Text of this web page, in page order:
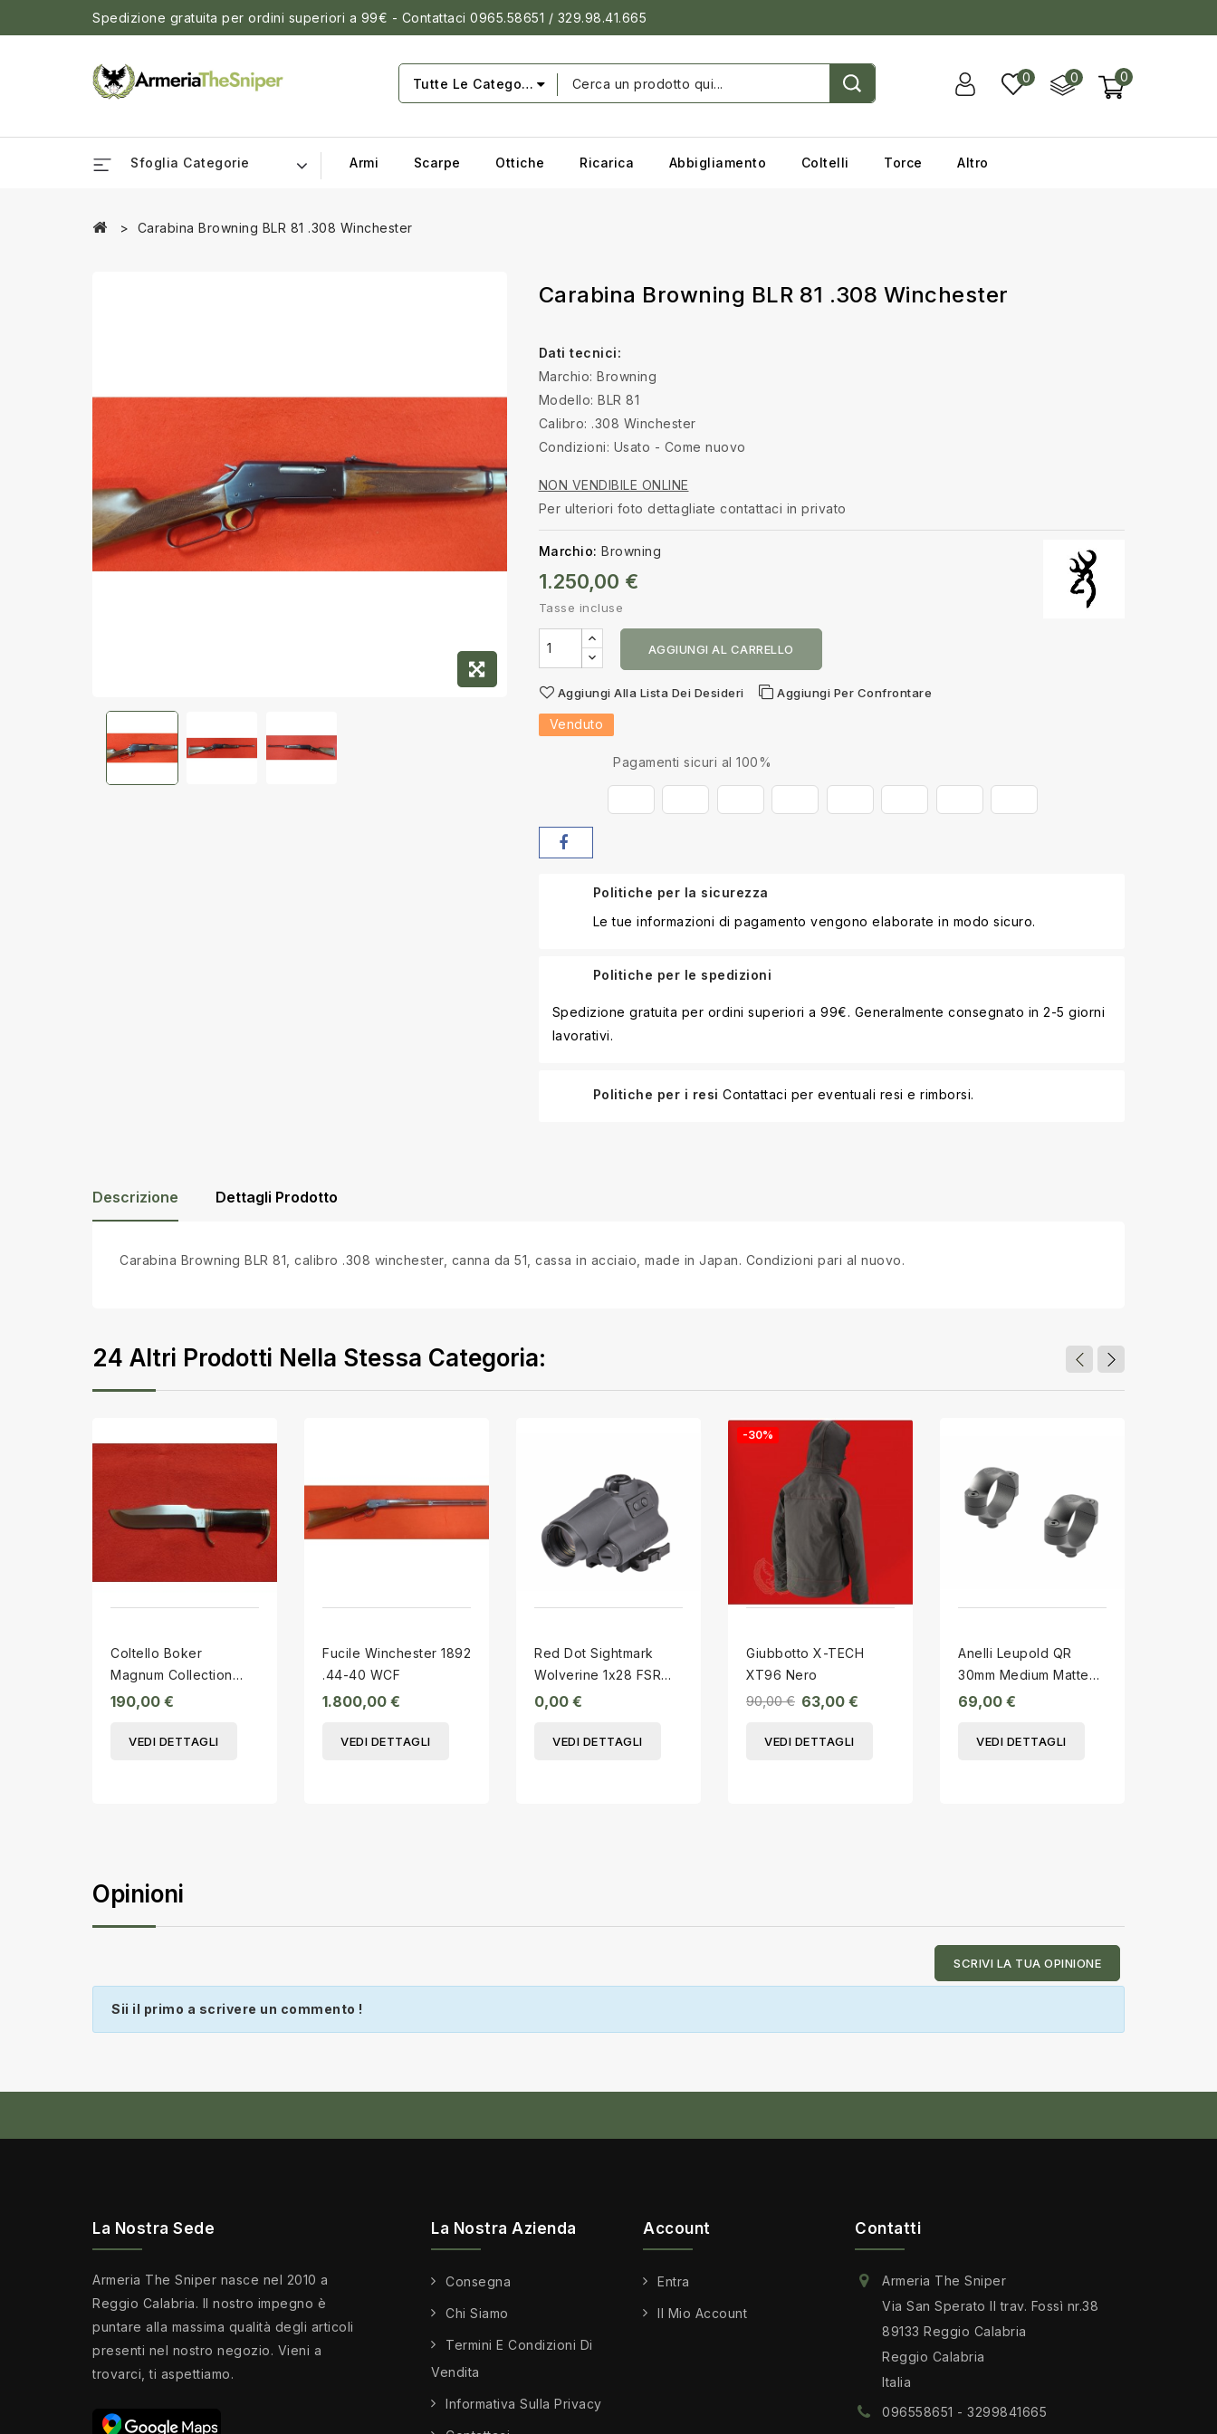
Spedizione gratuita per ordini superiori a 99€ - Contattaci 0965.58651 / 329.98.41.665
0
0
0
Tutte Le Categorie
Sfoglia Categorie Armi Scarpe Ottiche Ricarica Abbigliamento Coltelli Torce Altro
Carabina Browning BLR 81 .308 Winchester
Carabina Browning BLR 81 .308 Winchester
Dati tecnici:
Marchio: Browning
Modello: BLR 81
Calibro: .308 Winchester
Condizioni: Usato - Come nuovo
NON VENDIBILE ONLINE
Per ulteriori foto dettagliate contattaci in privato
Marchio: Browning
1.250,00 €
Tasse incluse
AGGIUNGI AL CARRELLO
Aggiungi Alla Lista Dei Desideri Aggiungi Per Confrontare
Venduto
Pagamenti sicuri al 100%
Politiche per la sicurezza
Le tue informazioni di pagamento vengono elaborate in modo sicuro.
Politiche per le spedizioni
Spedizione gratuita per ordini superiori a 99€. Generalmente consegnato in 2-5 giorni
lavorativi.
Politiche per i resi Contattaci per eventuali resi e rimborsi.
Descrizione Dettagli Prodotto
Carabina Browning BLR 81, calibro .308 winchester, canna da 51, cassa in acciaio, made in Japan. Condizioni pari al nuovo.
24 Altri Prodotti Nella Stessa Categoria:
Coltello Boker
Magnum Collection
2014
190,00 €
VEDI DETTAGLI
Fucile Winchester 1892
.44-40 WCF
1.800,00 €
VEDI DETTAGLI
Red Dot Sightmark
Wolverine 1x28 FSR
LQD
0,00 €
VEDI DETTAGLI
-30%
Giubbotto X-TECH
XT96 Nero
90,00 € 63,00 €
VEDI DETTAGLI
Anelli Leupold QR
30mm Medium Matte
49931
69,00 €
VEDI DETTAGLI
Opinioni
SCRIVI LA TUA OPINIONE
Sii il primo a scrivere un commento !
La Nostra Sede
Armeria The Sniper nasce nel 2010 a
Reggio Calabria. Il nostro impegno è
puntare alla massima qualità degli articoli
presenti nel nostro negozio. Vieni a
trovarci, ti aspettiamo.
La Nostra Azienda
Consegna
Chi Siamo
Termini E Condizioni Di
Vendita
Informativa Sulla Privacy
Account
Entra
Il Mio Account
Contatti
Armeria The Sniper
Via San Sperato II trav. Fossì nr.38
89133 Reggio Calabria
Reggio Calabria
Italia
096558651 - 3299841665